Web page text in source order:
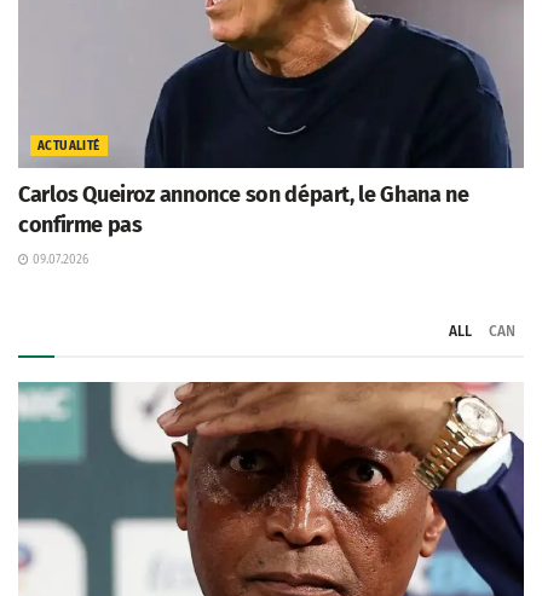
ACTUALITÉ
Carlos Queiroz annonce son départ, le Ghana ne
confirme pas
09.07.2026
ALL CAN